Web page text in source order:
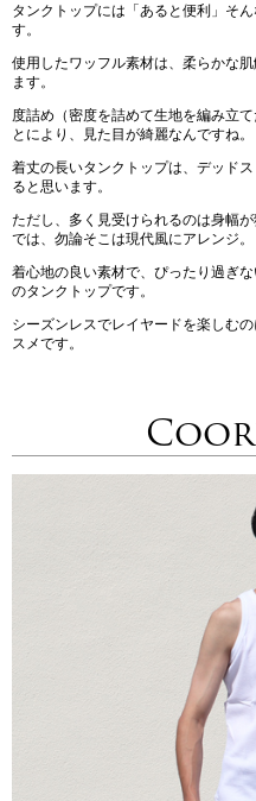
タンクトップには「あると便利」そ
す。
使用したワッフル素材は、柔らかな
ます。
度詰め（密度を詰めて生地を編み立
とにより、見た目が綺麗なんですね。
着丈の長いタンクトップは、デッド
ると思います。
ただし、多く見受けられるのは身幅
では、勿論そこは現代風にアレンジ。
着心地の良い素材で、ぴったり過ぎ
のタンクトップです。
シーズンレスでレイヤードを楽しむ
スメです。